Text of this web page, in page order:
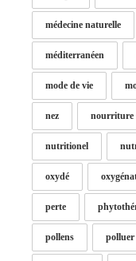
médecine naturelle
méditerranéen
mode de vie
nez nourriture
nutritionel
oxydé
perte
pollens polluer